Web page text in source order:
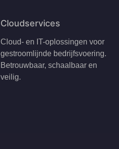
Cloudservices
Cloud- en IT-oplossingen voor
gestroomlijnde bedrijfsvoering.
Betrouwbaar, schaalbaar en
veilig.